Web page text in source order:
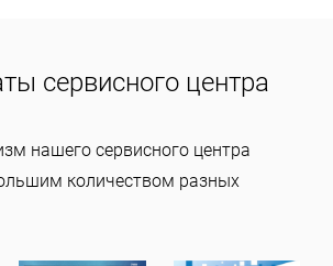
сервисного центра
нашего сервисного центра
количеством разных